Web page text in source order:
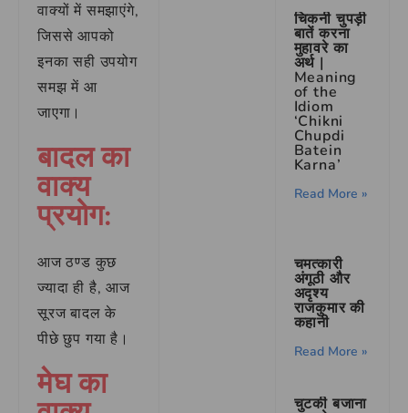
वाक्यों में समझाएंगे,
जिससे आपको
इनका सही उपयोग
समझ में आ
जाएगा।
बादल का
वाक्य
प्रयोग:
आज ठण्ड कुछ
ज्यादा ही है, आज
सूरज बादल के
पीछे छुप गया है।
मेघ का
चिकनी चुपड़ी
बातें करना
मुहावरे का
अर्थ |
Meaning
of the
Idiom
‘Chikni
Chupdi
Batein
Karna’
Read More »
चमत्कारी
अंगूठी और
अदृश्य
राजकुमार की
कहानी
Read More »
चुटकी बजाना